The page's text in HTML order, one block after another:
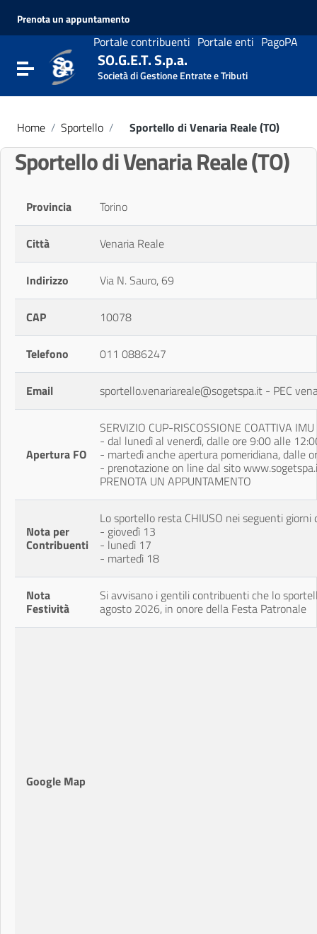
Vai al menu di navigazione
Prenota un appuntamento
Portale contribuenti Portale enti PagoPA
Attiva / disattiva la navigazione
SO.G.E.T. S.p.a.
Società di Gestione Entrate e Tributi
Home / Sportello / Sportello di Venaria Reale (TO)
Sportello di Venaria Reale (TO)
Provincia Torino
Città Venaria Reale
Indirizzo Via N. Sauro, 69
CAP 10078
Telefono 011 0886247
Email sportello.venariareale@sogetspa.it - PEC
Apertura FO
SERVIZIO CUP-RISCOSSIONE COATTIVA
- dal lunedì al venerdì, dalle ore 9:00 alle
- martedì anche apertura pomeridiana, dalle
- prenotazione on line dal sito
PRENOTA UN APPUNTAMENTO
Nota per
Contribuenti
Lo sportello resta CHIUSO nei seguenti
- giovedì 13
- lunedì 17
- martedì 18
Nota
Festività
Si avvisano i gentili contribuenti che lo
agosto 2026, in onore della Festa Patronale
Google Map